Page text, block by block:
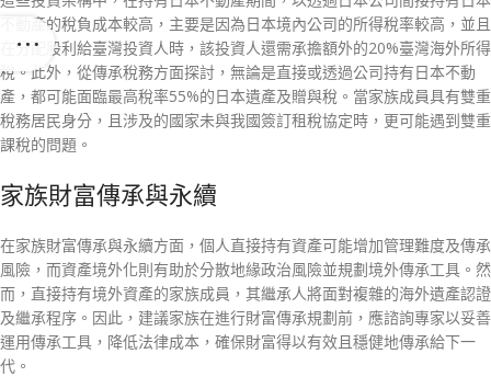
不動產的稅負成本較高，主要是因為日本境內公司的所得稅率較高，並且
在分配股利給臺灣投資人時，該投資人還需承擔額外的20%臺灣海外所得
稅。此外，從傳承稅務方面探討，無論是直接或透過公司持有日本不動
產，都可能面臨最高稅率55%的日本遺產及贈與稅。當家族成員具有雙重
稅務居民身分，且涉及的國家未與我國簽訂租稅協定時，更可能遇到雙重
課稅的問題。
家族財富傳承與永續
在家族財富傳承與永續方面，個人直接持有資產可能增加管理難度及傳承
風險，而資產境外化則有助於分散地緣政治風險並規劃境外傳承工具。然
而，直接持有境外資產的家族成員，其繼承人將面對複雜的海外遺產認證
及繼承程序。因此，建議家族在進行財富傳承規劃前，應諮詢專家以妥善
運用傳承工具，降低法律成本，確保財富得以有效且穩健地傳承給下一
代。